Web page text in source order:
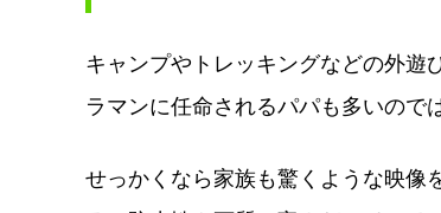
キャンプやトレッキングなどの外遊
ラマンに任命されるパパも多いので
せっかくなら家族も驚くような映像